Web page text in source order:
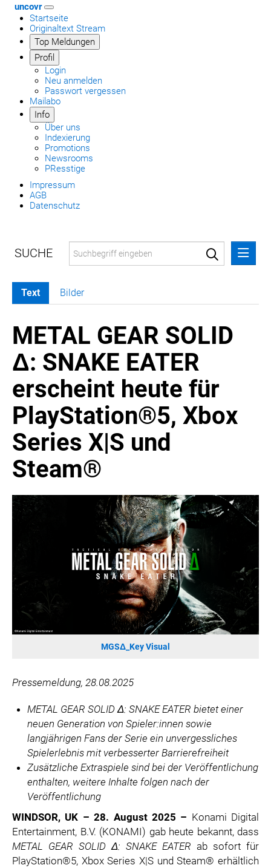
uncovr
Startseite
Originaltext Stream
Top Meldungen
Profil
Login
Neu anmelden
Passwort vergessen
Mailabo
Info
Über uns
Indexierung
Promotions
Newsrooms
PResstige
Impressum
AGB
Datenschutz
MELDUNGEN
SWORDFISH
AURA
AWOL VISION
BESTATTUNG HIMMELBLAU
CARRERA
EORA
OPTIMUM NUTRITION
PROF. GEORGE BIRKMAYER NADH
PUSTEFIX
META COMMUNICATION
SONOS DE
ZURU
MERGE GAMES
SUPERCELL
CHERRY
SYLVOX
PREMIUM AUDIO
KOSPET
ONKYO
WARNER BROS. DISCOVERY GLOBAL CONSUMER PRODUCTS
ZOOPLUS
RABEA ROGGE
SWITCHBOT
Text Bilder
METAL GEAR SOLID
Δ: SNAKE EATER
erscheint heute für
PlayStation®5, Xbox
Series X|S und
Steam®
MGSΔ_Key Visual
Pressemeldung, 28.08.2025
METAL GEAR SOLID Δ: SNAKE EATER bietet einer
neuen Generation von Spieler:innen sowie
langjährigen Fans der Serie ein unvergessliches
Spielerlebnis mit verbesserter Barrierefreiheit
Zusätzliche Extraspiele sind bei der Veröffentlichung
enthalten, weitere Inhalte folgen nach der
Veröffentlichung
WINDSOR, UK – 28. August 2025 – Konami Digital
Entertainment, B.V. (KONAMI) gab heute bekannt, dass
METAL GEAR SOLID Δ: SNAKE EATER ab sofort für
PlayStation®5, Xbox Series X|S und Steam® erhältlich